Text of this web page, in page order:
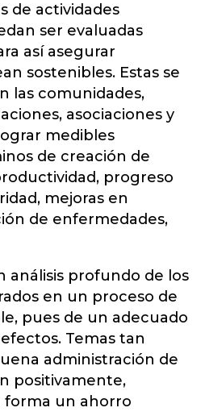
de actividades
ser evaluadas
así asegurar
sostenibles. Estas se
las comunidades,
asociaciones y
medibles
de creación de
progreso
mejoras en
de enfermedades,
análisis profundo de los
en un proceso de
pues de un adecuado
Temas tan
administración de
positivamente,
forma un ahorro